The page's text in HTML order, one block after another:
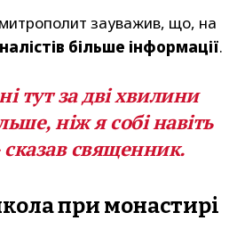
митрополит зауважив, що, на
більше інформації.
тут за дві хвилини
ніж я собі навіть
сказав священник.
при монастирі